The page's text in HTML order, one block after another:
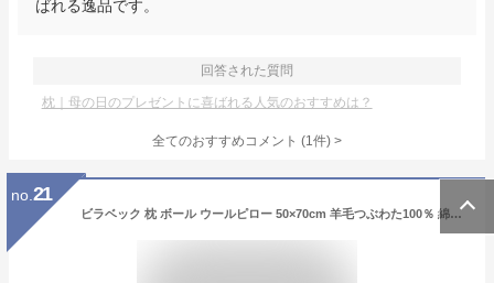
ばれる逸品です。
回答された質問
枕｜母の日のプレゼントに喜ばれる人気のおすすめは？
全てのおすすめコメント (1件) >
no. 21
ビラベック 枕 ボール ウールピロー 50×70cm 羊毛つぶわた100％ 綿100 キルティング ドイツ製